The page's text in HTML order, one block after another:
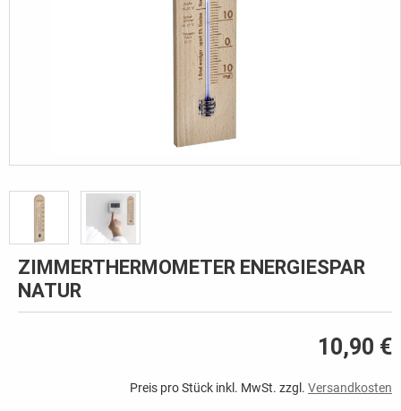
ZIMMERTHERMOMETER ENERGIESPAR
NATUR
10,90 €
Preis pro Stück inkl. MwSt. zzgl. Versandkosten